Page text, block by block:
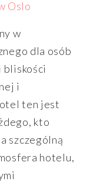
w
dla osób
bliskości
i
ten jest
kto
szczególną
hotelu,